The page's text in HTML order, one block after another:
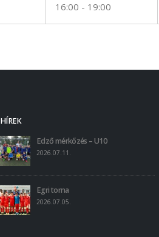
16:00 - 19:00
HÍREK
Edző mérkőzés – U10
2026.07.11.
Egri torna
2026.07.05.